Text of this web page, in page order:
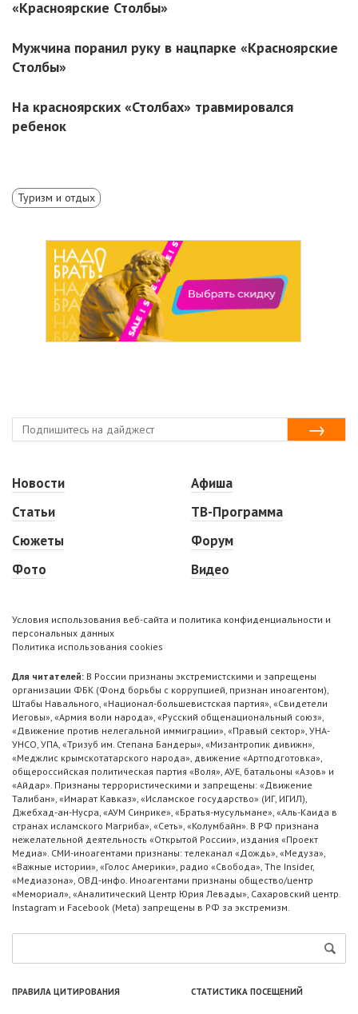
«Красноярские Столбы»
Мужчина поранил руку в нацпарке «Красноярские
Столбы»
На красноярских «Столбах» травмировался
ребенок
Туризм и отдых
Новости
Статьи
Сюжеты
Фото
Афиша
ТВ-Программа
Форум
Видео
Условия использования веб-сайта и политика конфиденциальности и
персональных данных
Политика использования cookies
Для читателей: В России признаны экстремистскими и запрещены
организации ФБК (Фонд борьбы с коррупцией, признан иноагентом),
Штабы Навального, «Национал-большевистская партия», «Свидетели
Иеговы», «Армия воли народа», «Русский общенациональный союз»,
«Движение против нелегальной иммиграции», «Правый сектор», УНА-
УНСО, УПА, «Тризуб им. Степана Бандеры», «Мизантропик дивижн»,
«Меджлис крымскотатарского народа», движение «Артподготовка»,
общероссийская политическая партия «Воля», АУЕ, батальоны «Азов» и
«Айдар». Признаны террористическими и запрещены: «Движение
Талибан», «Имарат Кавказ», «Исламское государство» (ИГ, ИГИЛ),
Джебхад-ан-Нусра, «АУМ Синрике», «Братья-мусульмане», «Аль-Каида в
странах исламского Магриба», «Сеть», «Колумбайн». В РФ признана
нежелательной деятельность «Открытой России», издания «Проект
Медиа». СМИ-иноагентами признаны: телеканал «Дождь», «Медуза»,
«Важные истории», «Голос Америки», радио «Свобода», The Insider,
«Медиазона», ОВД-инфо. Иноагентами признаны общество/центр
«Мемориал», «Аналитический Центр Юрия Левады», Сахаровский центр.
Instagram и Facebook (Metа) запрещены в РФ за экстремизм.
ПРАВИЛА ЦИТИРОВАНИЯ СТАТИСТИКА ПОСЕЩЕНИЙ